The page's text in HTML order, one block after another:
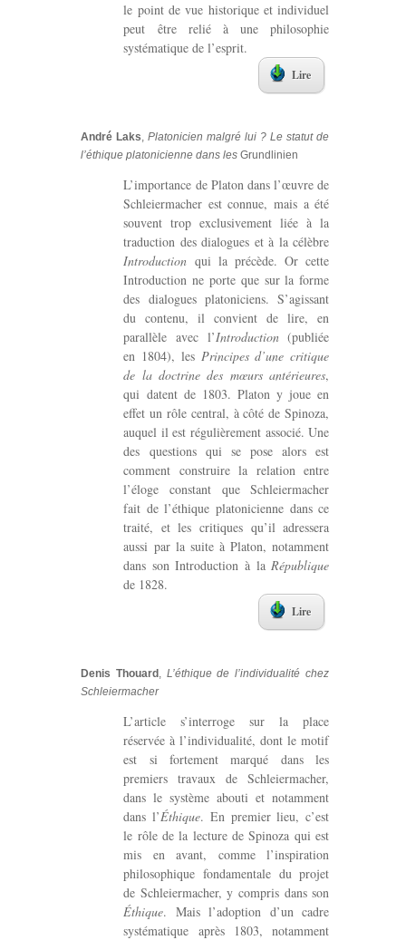
le point de vue historique et individuel
peut être relié à une philosophie
systématique de l’esprit.
Lire
André Laks,Platonicien malgré lui ? Le statut de
l’éthique platonicienne dans les Grundlinien
L’importance de Platon dans l’œuvre de
Schleiermacher est connue, mais a été
souvent trop exclusivement liée à la
traduction des dialogues et à la célèbre
Introduction qui la précède. Or cette
Introduction ne porte que sur la forme
des dialogues platoniciens. S’agissant
du contenu, il convient de lire, en
parallèle avec l’Introduction(publiée
en 1804), les Principes d’une critique
de la doctrine des mœurs antérieures,
qui datent de 1803. Platon y joue en
effet un rôle central, à côté de Spinoza,
auquel il est régulièrement associé. Une
des questions qui se pose alors est
comment construire la relation entre
l’éloge constant que Schleiermacher
fait de l’éthique platonicienne dans ce
traité, et les critiques qu’il adressera
aussi par la suite à Platon, notamment
dans son Introduction à laRépublique
de 1828.
Lire
Denis Thouard , L’éthique de l’individualité chez
Schleiermacher
L’article s’interroge sur la place
réservée à l’individualité, dont le motif
est si fortement marqué dans les
premiers travaux de Schleiermacher,
dans le système abouti et notamment
dans l’Éthique. En premier lieu, c’est
le rôle de la lecture de Spinoza qui est
mis en avant, comme l’inspiration
philosophique fondamentale du projet
de Schleiermacher, y compris dans son
Éthique. Mais l’adoption d’un cadre
systématique après 1803, notamment